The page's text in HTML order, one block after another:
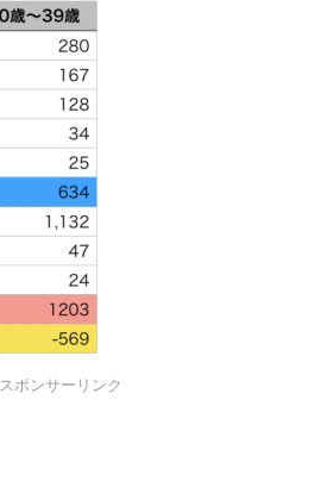
スポンサーリンク